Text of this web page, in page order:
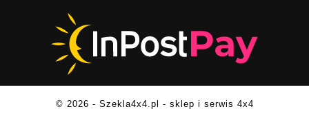
© 2026 - Szekla4x4.pl - sklep i serwis 4x4